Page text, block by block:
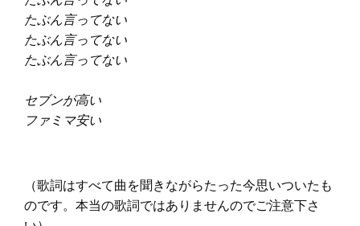
たぶん言ってない
たぶん言ってない
たぶん言ってない
セブンが高い
ファミマ安い
（歌詞はすべて曲を聞きながらたった今思いついたも
のです。本当の歌詞ではありませんのでご注意下さ